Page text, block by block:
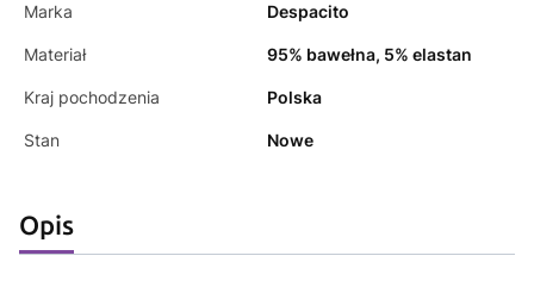
Marka Despacito
Materiał 95% bawełna, 5% elastan
Kraj pochodzenia Polska
Stan Nowe
Opis